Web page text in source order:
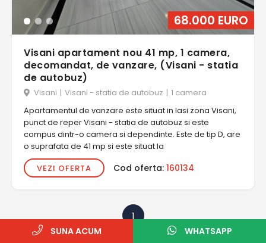
68.000 EURO
Visani apartament nou 41 mp, 1 camera,
decomandat, de vanzare, (Visani - statia
de autobuz)
Visani | Visani - statia de autobuz | 1 camera
Apartamentul de vanzare este situat in Iasi zona Visani,
punct de reper Visani - statia de autobuz si este
compus dintr-o camera si dependinte. Este de tip D, are
o suprafata de 41 mp si este situat la
VEZI OFERTA
Cod oferta: 160134
1
SUNA ACUM WHATSAPP